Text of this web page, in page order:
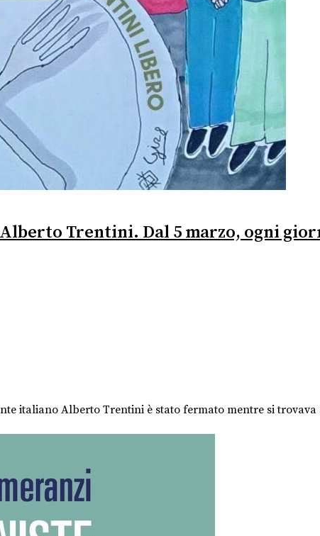
Trentini. Dal 5 marzo, ogni
italiano Alberto Trentini è stato fermato mentre si